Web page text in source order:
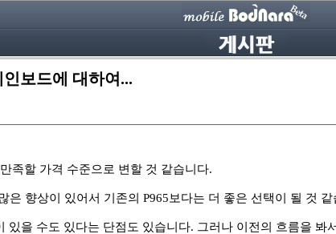
보드에 대하여...
족할 가격 수준으로 변할 것 같습니다.
은 향상이 있어서 기존의 P965보다는 더 좋은 선택이 될 것 같
있을 수도 있다는 단점도 있습니다. 그러나 이전의 흐름을